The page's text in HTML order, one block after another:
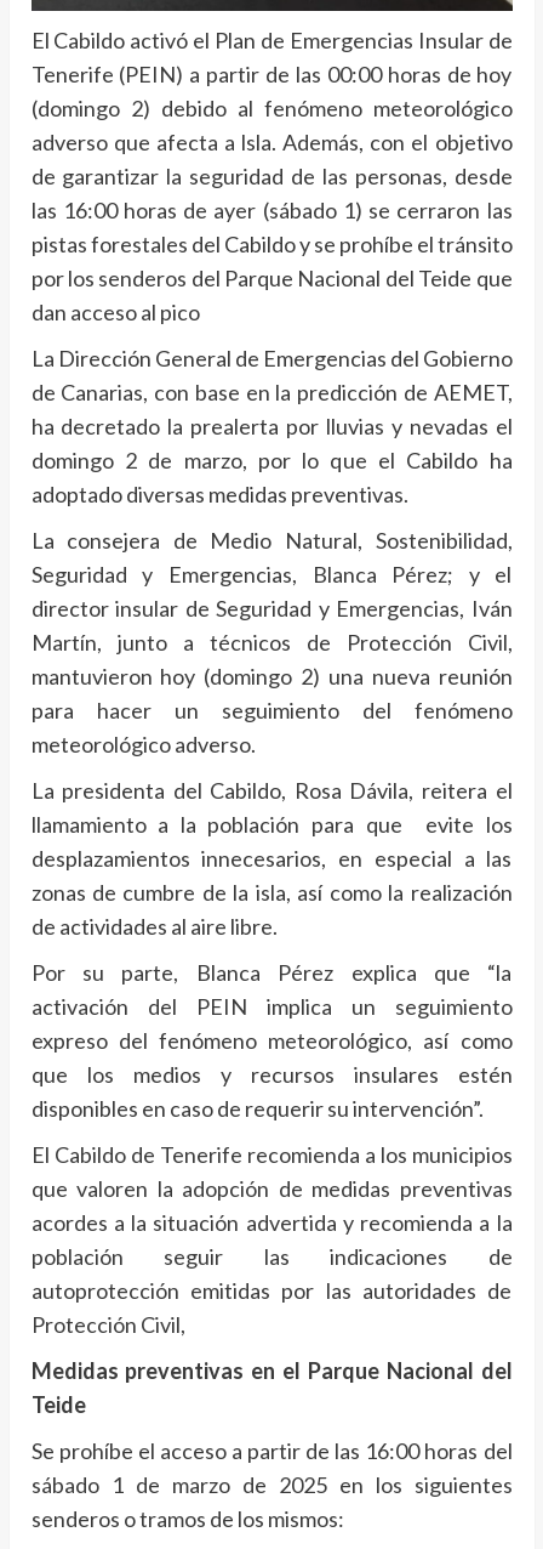
El Cabildo activó el Plan de Emergencias Insular de
Tenerife (PEIN) a partir de las 00:00 horas de hoy
(domingo 2) debido al fenómeno meteorológico
adverso que afecta a lsla. Además, con el objetivo
de garantizar la seguridad de las personas, desde
las 16:00 horas de ayer (sábado 1) se cerraron las
pistas forestales del Cabildo y se prohíbe el tránsito
por los senderos del Parque Nacional del Teide que
dan acceso al pico
La Dirección General de Emergencias del Gobierno
de Canarias, con base en la predicción de AEMET,
ha decretado la prealerta por lluvias y nevadas el
domingo 2 de marzo, por lo que el Cabildo ha
adoptado diversas medidas preventivas.
La consejera de Medio Natural, Sostenibilidad,
Seguridad y Emergencias, Blanca Pérez; y el
director insular de Seguridad y Emergencias, Iván
Martín, junto a técnicos de Protección Civil,
mantuvieron hoy (domingo 2) una nueva reunión
para hacer un seguimiento del fenómeno
meteorológico adverso.
La presidenta del Cabildo, Rosa Dávila, reitera el
llamamiento a la población para que evite los
desplazamientos innecesarios, en especial a las
zonas de cumbre de la isla, así como la realización
de actividades al aire libre.
Por su parte, Blanca Pérez explica que “la
activación del PEIN implica un seguimiento
expreso del fenómeno meteorológico, así como
que los medios y recursos insulares estén
disponibles en caso de requerir su intervención”.
El Cabildo de Tenerife recomienda a los municipios
que valoren la adopción de medidas preventivas
acordes a la situación advertida y recomienda a la
población seguir las indicaciones de
autoprotección emitidas por las autoridades de
Protección Civil,
Medidas preventivas en el Parque Nacional del
Teide
Se prohíbe el acceso a partir de las 16:00 horas del
sábado 1 de marzo de 2025 en los siguientes
senderos o tramos de los mismos: